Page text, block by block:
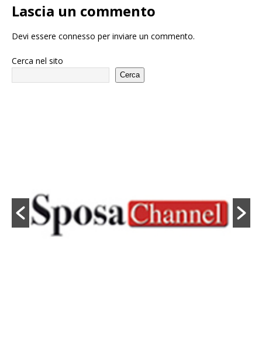
Lascia un commento
Devi essere connesso per inviare un commento.
Cerca nel sito
Cerca